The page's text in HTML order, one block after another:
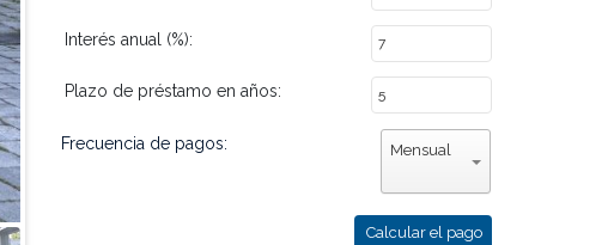
Interés anual (%):
Plazo de préstamo en años:
Frecuencia de pagos: Mensual
Calcular el pago